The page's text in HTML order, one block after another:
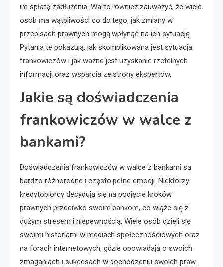
im spłatę zadłużenia. Warto również zauważyć, że wiele
osób ma wątpliwości co do tego, jak zmiany w
przepisach prawnych mogą wpłynąć na ich sytuację.
Pytania te pokazują, jak skomplikowana jest sytuacja
frankowiczów i jak ważne jest uzyskanie rzetelnych
informacji oraz wsparcia ze strony ekspertów.
Jakie są doświadczenia
frankowiczów w walce z
bankami?
Doświadczenia frankowiczów w walce z bankami są
bardzo różnorodne i często pełne emocji. Niektórzy
kredytobiorcy decydują się na podjęcie kroków
prawnych przeciwko swoim bankom, co wiąże się z
dużym stresem i niepewnością. Wiele osób dzieli się
swoimi historiami w mediach społecznościowych oraz
na forach internetowych, gdzie opowiadają o swoich
zmaganiach i sukcesach w dochodzeniu swoich praw.